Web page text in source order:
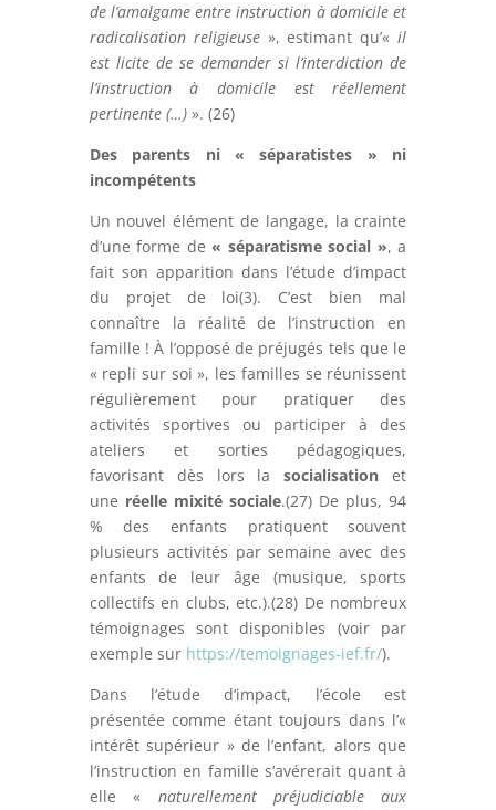
de l’amalgame entre instruction à domicile et
radicalisation religieuse », estimant qu’«il
est licite de se demander si l’interdiction de
l’instruction à domicile est réellement
pertinente (…) ». (26)
Des parents ni « séparatistes » ni
incompétents
Un nouvel élément de langage, la crainte
d’une forme de « séparatisme social », a
fait son apparition dans l’étude d’impact
du projet de loi(3). C’est bien mal
connaître la réalité de l’instruction en
famille ! À l’opposé de préjugés tels que le
« repli sur soi », les familles se réunissent
régulièrement pour pratiquer des
activités sportives ou participer à des
ateliers et sorties pédagogiques,
favorisant dès lors la
socialisation
et
une réelle mixité sociale.(27) De plus, 94
% des enfants pratiquent souvent
plusieurs activités par semaine avec des
enfants de leur âge (musique, sports
collectifs en clubs, etc.).(28) De nombreux
témoignages sont disponibles (voir par
exemple sur https://temoignages-ief.fr/).
Dans l’étude d’impact, l’école est
présentée comme étant toujours dans l’«
intérêt supérieur » de l’enfant, alors que
l’instruction en famille s’avérerait quant à
elle « naturellement
préjudiciable aux